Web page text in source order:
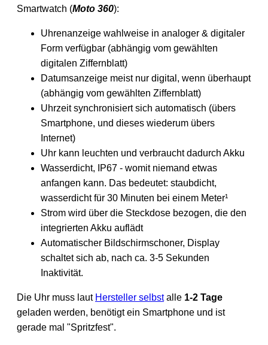
Smartwatch (Moto 360):
Uhrenanzeige wahlweise in analoger & digitaler
Form verfügbar (abhängig vom gewählten
digitalen Ziffernblatt)
Datumsanzeige meist nur digital, wenn überhaupt
(abhängig vom gewählten Ziffernblatt)
Uhrzeit synchronisiert sich automatisch (übers
Smartphone, und dieses wiederum übers
Internet)
Uhr kann leuchten und verbraucht dadurch Akku
Wasserdicht, IP67 - womit niemand etwas
anfangen kann. Das bedeutet: staubdicht,
wasserdicht für 30 Minuten bei einem Meter¹
Strom wird über die Steckdose bezogen, die den
integrierten Akku auflädt
Automatischer Bildschirmschoner, Display
schaltet sich ab, nach ca. 3-5 Sekunden
Inaktivität.
Die Uhr muss laut Hersteller selbstalle 1-2 Tage
geladen werden, benötigt ein Smartphone und ist
gerade mal "Spritzfest".